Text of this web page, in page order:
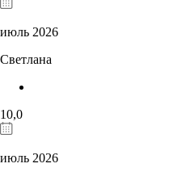
июль 2026
Светлана
10,0
июль 2026